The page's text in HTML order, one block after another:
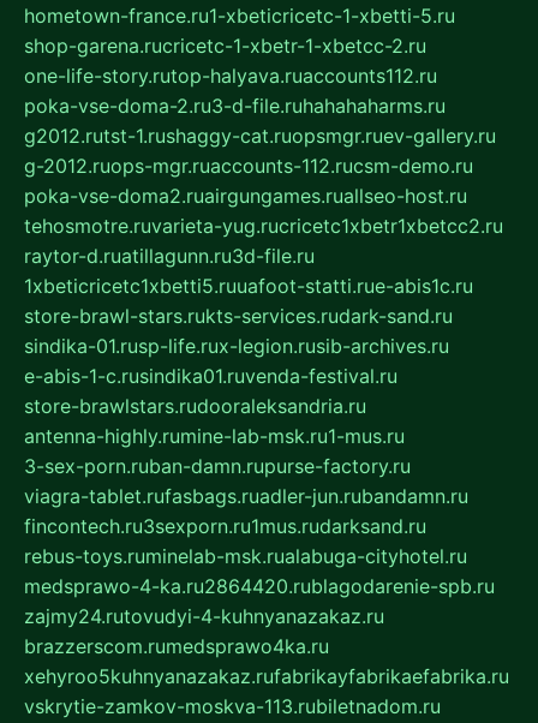
hometown-france.ru1-xbeticricetc-1-xbetti-5.ru
shop-garena.rucricetc-1-xbetr-1-xbetcc-2.ru
one-life-story.rutop-halyava.ruaccounts112.ru
poka-vse-doma-2.ru3-d-file.ruhahahaharms.ru
g2012.rutst-1.rushaggy-cat.ruopsmgr.ruev-gallery.ru
g-2012.ruops-mgr.ruaccounts-112.rucsm-demo.ru
poka-vse-doma2.ruairgungames.ruallseo-host.ru
tehosmotre.ruvarieta-yug.rucricetc1xbetr1xbetcc2.ru
raytor-d.ruatillagunn.ru3d-file.ru
1xbeticricetc1xbetti5.ruuafoot-statti.rue-abis1c.ru
store-brawl-stars.rukts-services.rudark-sand.ru
sindika-01.rusp-life.rux-legion.rusib-archives.ru
e-abis-1-c.rusindika01.ruvenda-festival.ru
store-brawlstars.rudooraleksandria.ru
antenna-highly.rumine-lab-msk.ru1-mus.ru
3-sex-porn.ruban-damn.rupurse-factory.ru
viagra-tablet.rufasbags.ruadler-jun.rubandamn.ru
fincontech.ru3sexporn.ru1mus.rudarksand.ru
rebus-toys.ruminelab-msk.rualabuga-cityhotel.ru
medsprawo-4-ka.ru2864420.rublagodarenie-spb.ru
zajmy24.rutovudyi-4-kuhnyanazakaz.ru
brazzerscom.rumedsprawo4ka.ru
xehyroo5kuhnyanazakaz.rufabrikayfabrikaefabrika.ru
vskrytie-zamkov-moskva-113.rubiletnadom.ru